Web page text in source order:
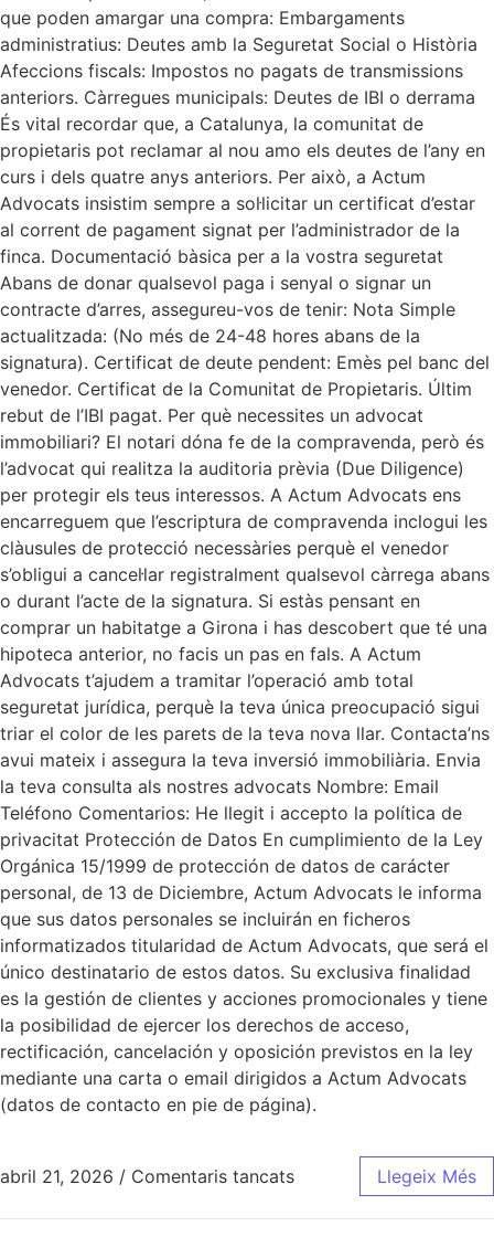
que poden amargar una compra: Embargaments
administratius: Deutes amb la Seguretat Social o Història
Afeccions fiscals: Impostos no pagats de transmissions
anteriors. Càrregues municipals: Deutes de IBI o derrama
És vital recordar que, a Catalunya, la comunitat de
propietaris pot reclamar al nou amo els deutes de l’any en
curs i dels quatre anys anteriors. Per això, a Actum
Advocats insistim sempre a sol·licitar un certificat d’estar
al corrent de pagament signat per l’administrador de la
finca. Documentació bàsica per a la vostra seguretat
Abans de donar qualsevol paga i senyal o signar un
contracte d’arres, assegureu-vos de tenir: Nota Simple
actualitzada: (No més de 24-48 hores abans de la
signatura). Certificat de deute pendent: Emès pel banc del
venedor. Certificat de la Comunitat de Propietaris. Últim
rebut de l’IBI pagat. Per què necessites un advocat
immobiliari? El notari dóna fe de la compravenda, però és
l’advocat qui realitza la auditoria prèvia (Due Diligence)
per protegir els teus interessos. A Actum Advocats ens
encarreguem que l’escriptura de compravenda inclogui les
clàusules de protecció necessàries perquè el venedor
s’obligui a cancel·lar registralment qualsevol càrrega abans
o durant l’acte de la signatura. Si estàs pensant en
comprar un habitatge a Girona i has descobert que té una
hipoteca anterior, no facis un pas en fals. A Actum
Advocats t’ajudem a tramitar l’operació amb total
seguretat jurídica, perquè la teva única preocupació sigui
triar el color de les parets de la teva nova llar. Contacta’ns
avui mateix i assegura la teva inversió immobiliària. Envia
la teva consulta als nostres advocats Nombre: Email
Teléfono Comentarios: He llegit i accepto la política de
privacitat Protección de Datos En cumplimiento de la Ley
Orgánica 15/1999 de protección de datos de carácter
personal, de 13 de Diciembre, Actum Advocats le informa
que sus datos personales se incluirán en ficheros
informatizados titularidad de Actum Advocats, que será el
único destinatario de estos datos. Su exclusiva finalidad
es la gestión de clientes y acciones promocionales y tiene
la posibilidad de ejercer los derechos de acceso,
rectificación, cancelación y oposición previstos en la ley
mediante una carta o email dirigidos a Actum Advocats
(datos de contacto en pie de página).
abril 21, 2026 / Comentaris tancats Llegeix Més